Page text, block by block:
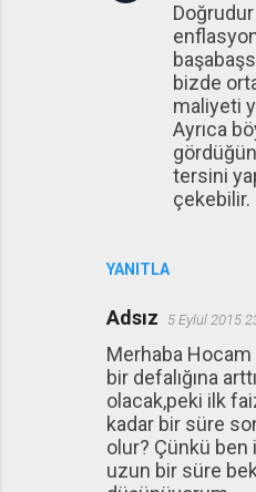
YANITLA
bizde
maliyeti
Ayrıca
tersini
çekebilir.
Adsız 5 Eylül 2015
Merhaba
bir defalığına
olacak,peki ilk
kadar bir süre
olur? Çünkü ben
uzun bir süre